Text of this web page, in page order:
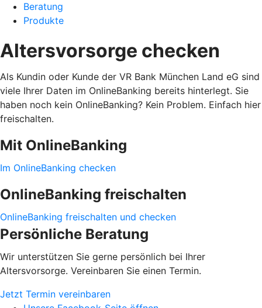
Beratung
Produkte
Altersvorsorge checken
Als Kundin oder Kunde der VR Bank München Land eG sind
viele Ihrer Daten im OnlineBanking bereits hinterlegt. Sie
haben noch kein OnlineBanking? Kein Problem. Einfach hier
freischalten.
Mit OnlineBanking
Im OnlineBanking checken
OnlineBanking freischalten
OnlineBanking freischalten und checken
Persönliche Beratung
Wir unterstützen Sie gerne persönlich bei Ihrer
Altersvorsorge. Vereinbaren Sie einen Termin.
Jetzt Termin vereinbaren